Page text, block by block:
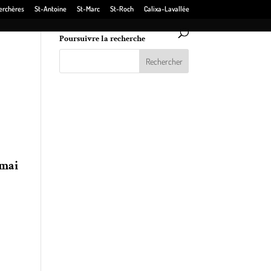
St-Antoine St-Marc St-Roch Calixa-Lavallée
Poursuivre la recherche